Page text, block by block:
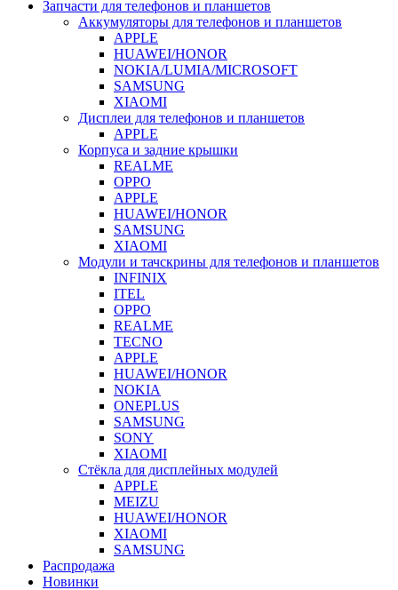
Запчасти для телефонов и планшетов
Аккумуляторы для телефонов и планшетов
APPLE
HUAWEI/HONOR
NOKIA/LUMIA/MICROSOFT
SAMSUNG
XIAOMI
Дисплеи для телефонов и планшетов
APPLE
Корпуса и задние крышки
REALME
OPPO
APPLE
HUAWEI/HONOR
SAMSUNG
XIAOMI
Модули и тачскрины для телефонов и планшетов
INFINIX
ITEL
OPPO
REALME
TECNO
APPLE
HUAWEI/HONOR
NOKIA
ONEPLUS
SAMSUNG
SONY
XIAOMI
Стёкла для дисплейных модулей
APPLE
MEIZU
HUAWEI/HONOR
XIAOMI
SAMSUNG
Распродажа
Новинки